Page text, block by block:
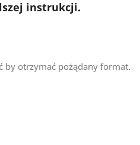
instrukcji.
by otrzymać pożądany format.